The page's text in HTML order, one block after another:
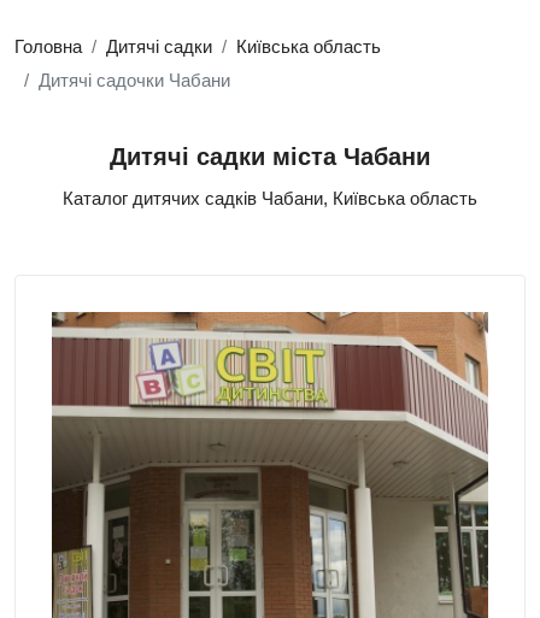
Головна Дитячі садки
Київська область
Дитячі садочки Чабани
Дитячі садки міста Чабани
Каталог дитячих садків Чабани, Київська область